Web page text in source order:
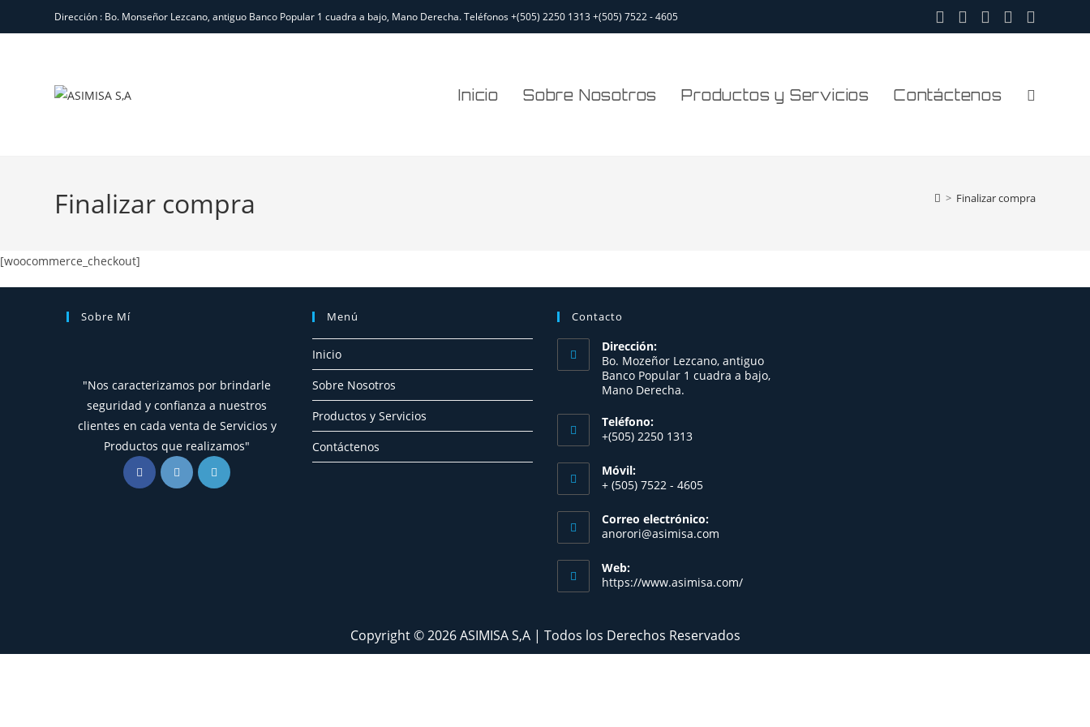
Dirección : Bo. Monseñor Lezcano, antiguo Banco Popular 1 cuadra a bajo, Mano Derecha.​ Teléfonos +(505) 2250 1313 +(505) 7522 - 4605
Inicio Sobre Nosotros Productos y Servicios Contáctenos
Finalizar compra > Finalizar compra
[woocommerce_checkout]
Sobre Mí
"Nos caracterizamos por brindarle
seguridad y confianza a nuestros
clientes en cada venta de Servicios y
Productos que realizamos"
Menú
Inicio
Sobre Nosotros
Productos y Servicios
Contáctenos
Contacto
Dirección:
Bo. Mozeñor Lezcano, antiguo
Banco Popular 1 cuadra a bajo,
Mano Derecha.​
Teléfono:
+(505) 2250 1313
Móvil:
+ (505) 7522 - 4605
Correo electrónico:
anorori@asimisa.com
Web:
https://www.asimisa.com/
Copyright © 2026 ASIMISA S,A | Todos los Derechos Reservados